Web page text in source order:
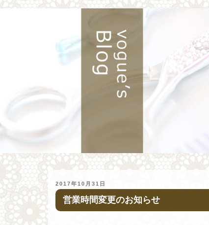
投
稿
日:
2017年10月31日
営業時間変更のお知らせ